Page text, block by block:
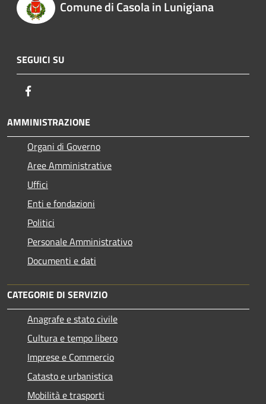
Comune di Casola in Lunigiana
SEGUICI SU
AMMINISTRAZIONE
Organi di Governo
Aree Amministrative
Uffici
Enti e fondazioni
Politici
Personale Amministrativo
Documenti e dati
CATEGORIE DI SERVIZIO
Anagrafe e stato civile
Cultura e tempo libero
Imprese e Commercio
Catasto e urbanistica
Mobilità e trasporti